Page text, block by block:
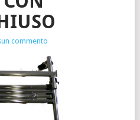
commento